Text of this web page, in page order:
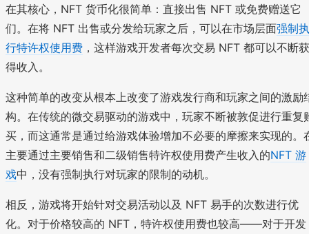
在其核心，NFT 货币化很简单：直接出售 NFT 或免费赠送它
们。在将 NFT 出售或分发给玩家之后，可以在市场层面强制执
行特许权使用费 ，这样游戏开发者每次交易 NFT 都可以不断获
得收入。
这种简单的改变从根本上改变了游戏发行商和玩家之间的激励
构。在传统的微交易驱动的游戏中，玩家不断被敦促进行重复
买，而这通常是通过给游戏体验增加不必要的摩擦来实现的。
主要通过主要销售和二级销售特许权使用费产生收入的NFT 游
戏中，没有强制执行对玩家的限制的动机。
相反，游戏将开始针对交易活动以及 NFT 易手的次数进行优
化。对于价格较高的 NFT，特许权使用费也较高——对于开发